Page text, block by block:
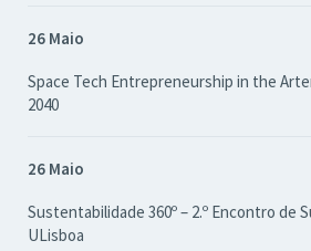
26 Maio
Space Tech Entrepreneurship in the
2040
26 Maio
Sustentabilidade 360º – 2.º Encontro de
ULisboa